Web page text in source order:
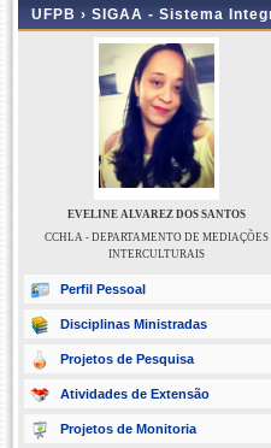
UFPB › SIGAA - Sistema
EVELINE ALVAREZ DOS SANTOS
CCHLA - DEPARTAMENTO DE MEDIAÇÕES
INTERCULTURAIS
Perfil Pessoal
Disciplinas Ministradas
Projetos de Pesquisa
Atividades de Extensão
Projetos de Monitoria